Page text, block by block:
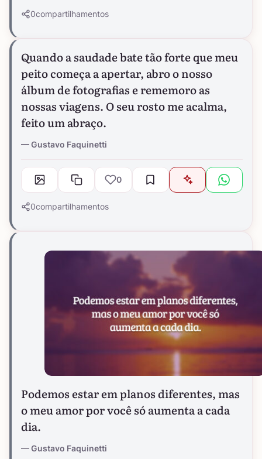
0compartilhamentos
Quando a saudade bate tão forte que meu
peito começa a apertar, abro o nosso
álbum de fotografias e rememoro as
nossas viagens. O seu rosto me acalma,
feito um abraço.
Gustavo Faquinetti
0
0compartilhamentos
Podemos estar em planos diferentes, mas
o meu amor por você só aumenta a cada
dia.
Gustavo Faquinetti